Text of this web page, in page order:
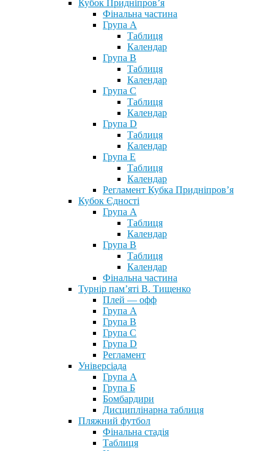
Кубок Придніпров’я
Фінальна частина
Група А
Таблиця
Календар
Група В
Таблиця
Календар
Група С
Таблиця
Календар
Група D
Таблиця
Календар
Група Е
Таблиця
Календар
Регламент Кубка Придніпров’я
Кубок Єдності
Група А
Таблиця
Календар
Група В
Таблиця
Календар
Фінальна частина
Турнір пам’яті В. Тищенко
Плей — офф
Група А
Група B
Група С
Група D
Регламент
Універсіада
Група А
Група Б
Бомбардири
Дисциплінарна таблиця
Пляжний футбол
Фінальна стадія
Таблиця